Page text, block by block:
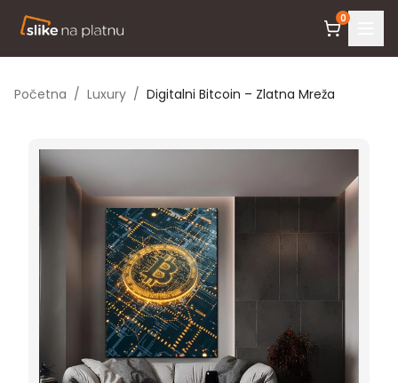
0
Početna / Luxury / Digitalni Bitcoin – Zlatna Mreža